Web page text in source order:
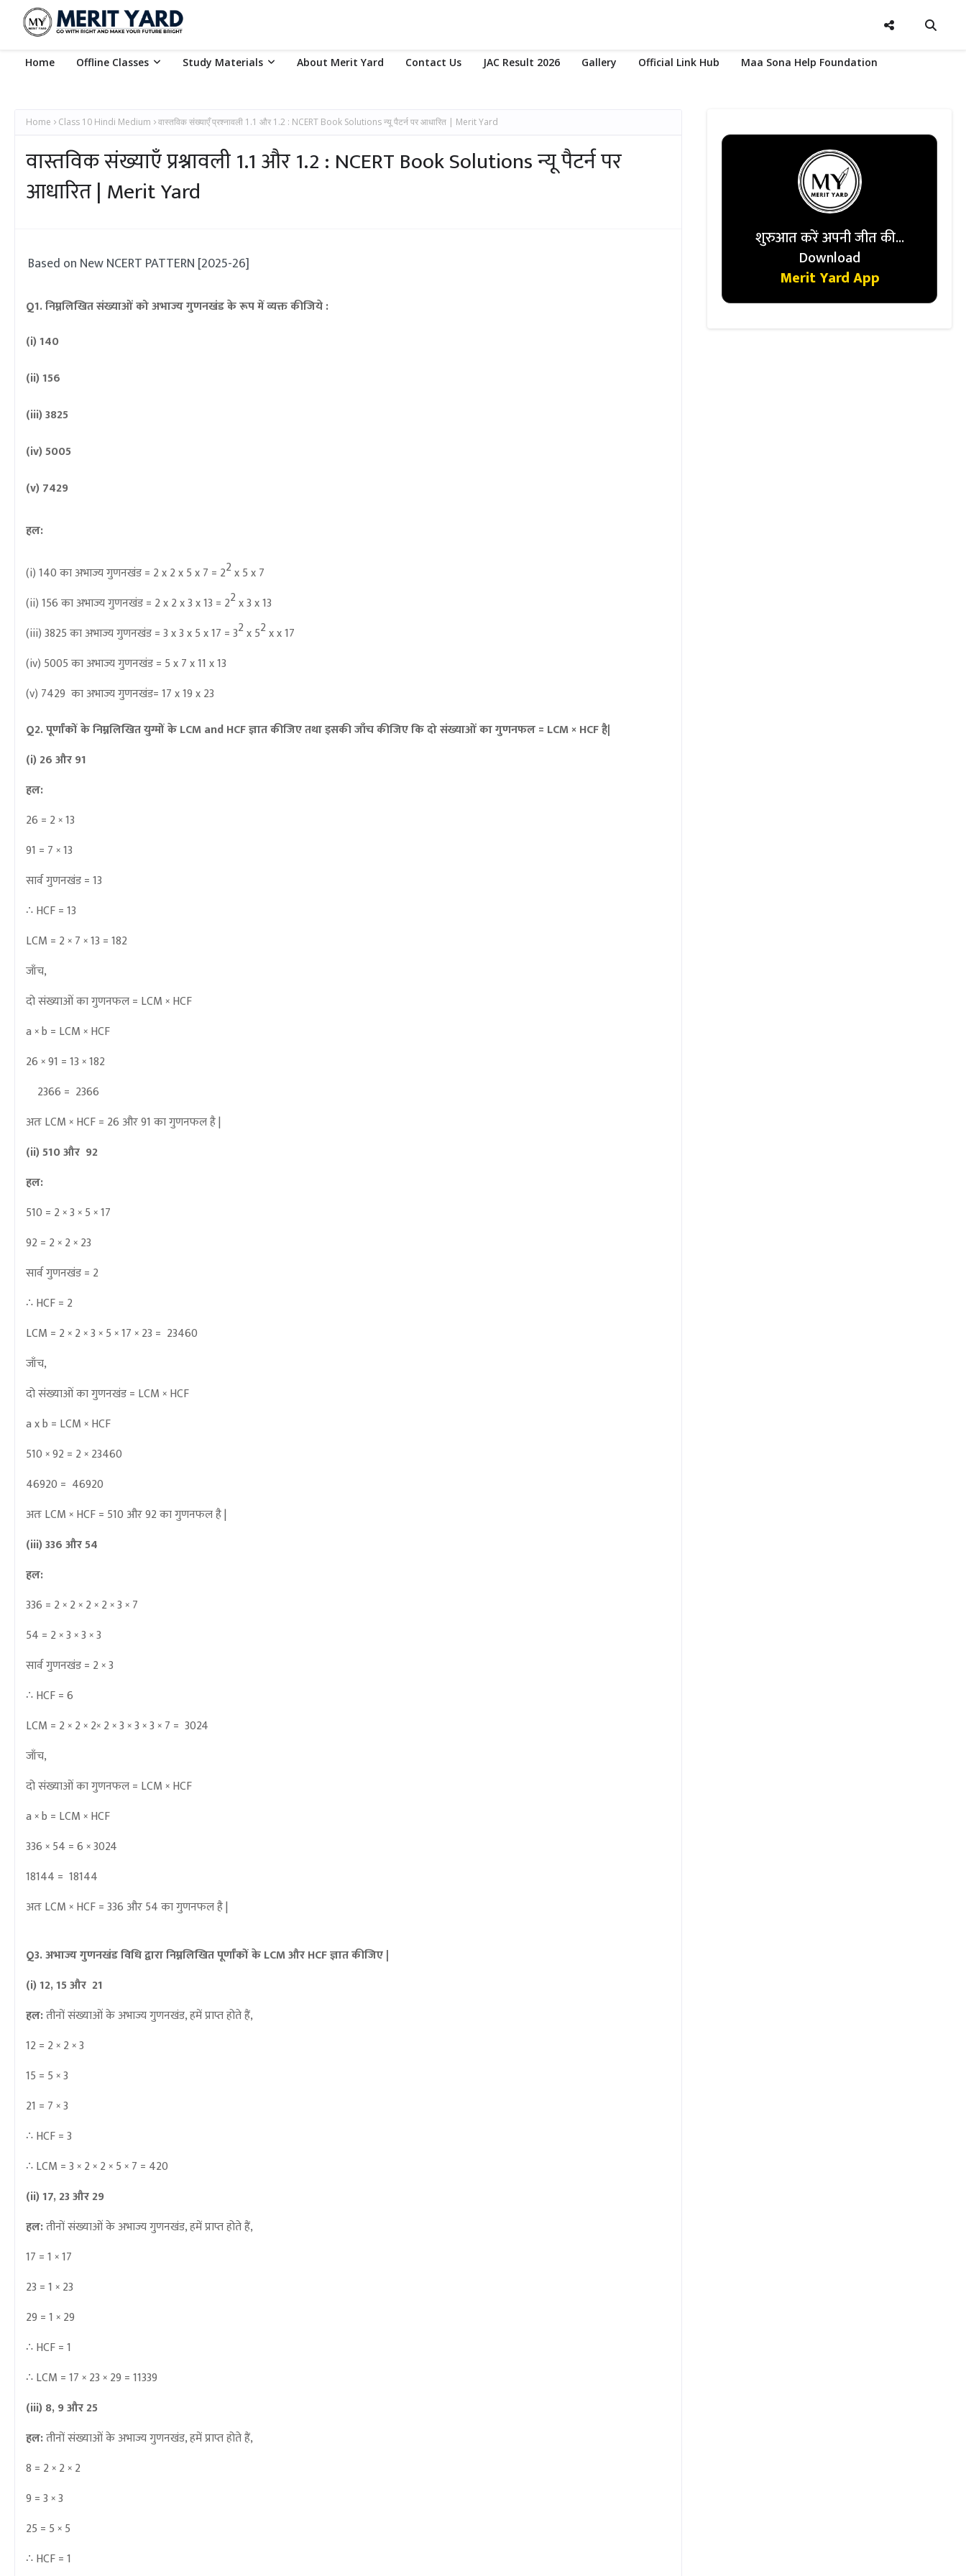
Home Offline Classes Study Materials About Merit Yard Contact Us JAC Result 2026 Gallery Official Link Hub Maa Sona Help Foundation
Home Class 10 Hindi Medium वास्तविक संख्याएँ प्रश्नावली 1.1 और 1.2 : NCERT Book Solutions न्यू पैटर्न पर आधारित | Merit Yard
वास्तविक संख्याएँ प्रश्नावली 1.1 और 1.2 : NCERT Book Solutions न्यू पैटर्न पर
आधारित | Merit Yard
Based on New NCERT PATTERN [2025-26]
Q1. निम्नलिखित संख्याओं को अभाज्य गुणनखंड के रूप में व्यक्त कीजिये :
(i) 140
(ii) 156
(iii) 3825
(iv) 5005
(v) 7429
हल:
(i) 140का अभाज्य गुणनखंड= 2 x 2 x 5 x 7 = 22x 5 x 7
(ii) 156का अभाज्य गुणनखंड= 2 x 2 x 3 x 13 = 22x 3 x 13
(iii) 3825का अभाज्य गुणनखंड= 3 x 3 x 5 x 17 = 32x 52x x 17
(iv) 5005का अभाज्य गुणनखंड= 5 x 7 x 11 x 13
(v) 7429 का अभाज्य गुणनखंड= 17 x 19 x 23
Q2. पूर्णांकों के निम्नलिखित युग्मों के LCM and HCF ज्ञात कीजिए तथा इसकी जाँच कीजिए कि दो संख्याओं का गुणनफल = LCM × HCF है|
(i) 26 और 91
हल:
26 = 2 × 13
91 = 7 × 13
सार्व गुणनखंड = 13
∴ HCF = 13
LCM = 2 × 7 × 13 = 182
जाँच,
दो संख्याओं का गुणनफल = LCM × HCF
a × b = LCM × HCF
26 × 91 = 13 × 182
2366 = 2366
अतः LCM × HCF = 26 और 91 का गुणनफल है |
(ii) 510 और 92
हल:
510 = 2 × 3 × 5 × 17
92 = 2 × 2 × 23
सार्व गुणनखंड = 2
∴ HCF = 2
LCM = 2 × 2 × 3 × 5 × 17 × 23 = 23460
जाँच,
दो संख्याओं का गुणनखंड = LCM × HCF
a x b = LCM × HCF
510 × 92 = 2 × 23460
46920 = 46920
अतः LCM × HCF = 510 और 92 का गुणनफल है |
(iii) 336 और 54
हल:
336 = 2 × 2 × 2 × 2 × 3 × 7
54 = 2 × 3 × 3 × 3
सार्व गुणनखंड = 2 × 3
∴ HCF = 6
LCM = 2 × 2 × 2× 2 × 3 × 3 × 3 × 7 = 3024
जाँच,
दो संख्याओं का गुणनफल = LCM × HCF
a × b = LCM × HCF
336 × 54 = 6 × 3024
18144 = 18144
अतः LCM × HCF = 336 और 54 का गुणनफल है |
Q3. अभाज्य गुणनखंड विधि द्वारा निम्नलिखित पूर्णांकों के LCM और HCF ज्ञात कीजिए |
(i) 12, 15 और 21
हल:तीनों संख्याओं के अभाज्य गुणनखंड, हमें प्राप्त होते हैं,
12 = 2 × 2 × 3
15 = 5 × 3
21 = 7 × 3
∴HCF = 3
∴LCM = 3 × 2 × 2 × 5 × 7 = 420
(ii) 17, 23 और 29
हल:तीनों संख्याओं के अभाज्य गुणनखंड, हमें प्राप्त होते हैं,
17 = 1 × 17
23 = 1 × 23
29 = 1 × 29
∴HCF = 1
∴LCM = 17 × 23 × 29 = 11339
(iii) 8, 9 और 25
हल:तीनों संख्याओं के अभाज्य गुणनखंड, हमें प्राप्त होते हैं,
8 = 2 × 2 × 2
9 = 3 × 3
25 = 5 × 5
∴ HCF = 1
शुरुआत करें अपनी जीत की...
Download
Merit Yard App